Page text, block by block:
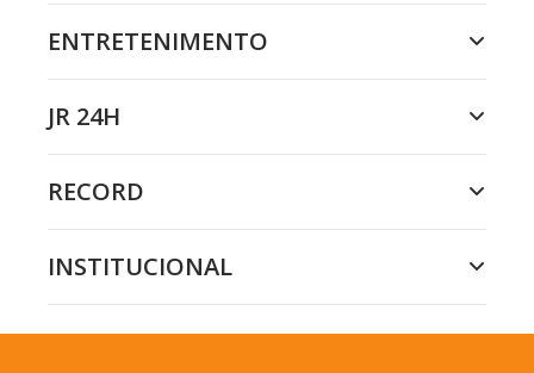
ENTRETENIMENTO
JR 24H
RECORD
INSTITUCIONAL